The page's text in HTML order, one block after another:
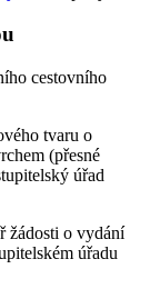
cestovního
tvaru o
(přesné
úřad
žádosti o vydání
úřadu